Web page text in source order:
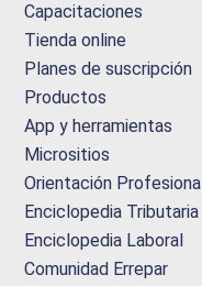
Capacitaciones
Tienda online
Planes de suscripción
Productos
App y herramientas
Micrositios
Orientación Profesional
Enciclopedia Tributaria
Enciclopedia Laboral
Comunidad Errepar